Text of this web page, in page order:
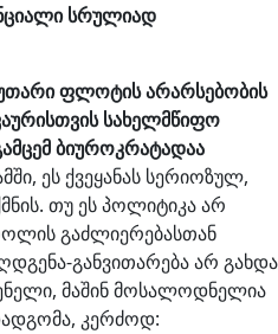
სრულიად
ფლოტის არარსებობის
სახელმწიფო
ბიუროკრატადაა
ეს ქვეყანას სერიოზულ,
თუ ეს პოლიტიკა არ
გაძლიერებასთან
განვითარება არ გახდა
მაშინ მოსალოდნელია
კერძოდ: